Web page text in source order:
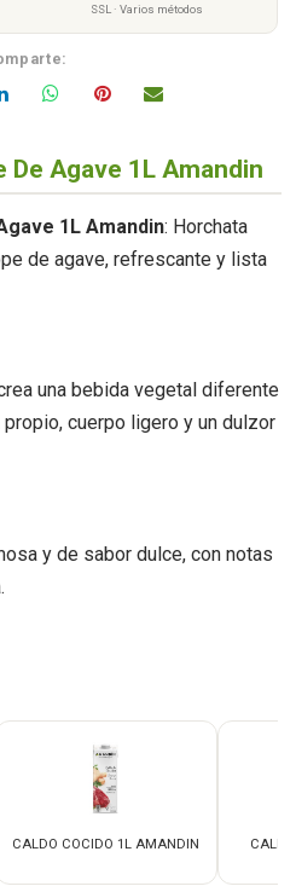
SSL · Varios métodos
De Agave 1L Amandin
1L Amandin: Horchata
de agave, refrescante y lista
una bebida vegetal diferente
cuerpo ligero y un dulzor
y de sabor dulce, con notas
CALDO COCIDO 1L AMANDIN